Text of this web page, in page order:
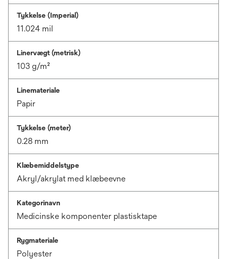
Tykkelse (Imperial)
11.024 mil
Linervægt (metrisk)
103 g/m²
Linemateriale
Papir
Tykkelse (meter)
0.28 mm
Klæbemiddelstype
Akryl/akrylat med klæbeevne
Kategorinavn
Medicinske komponenter plastisktape
Rygmateriale
Polyester